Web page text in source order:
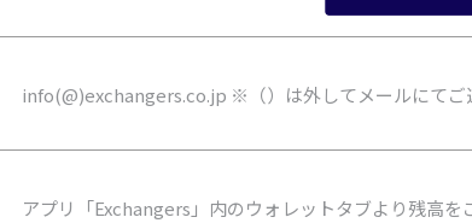
info(@)exchangers.co.jp ※（）は外してメールにてご
アプリ「Exchangers」内のウォレットタブより残高を